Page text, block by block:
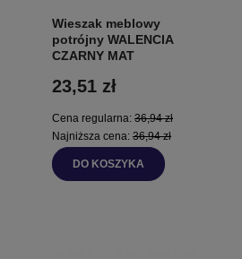
Wieszak meblowy
potrójny WALENCIA
CZARNY MAT
23,51 zł
Cena regularna:36,94 zł
Najniższa cena:36,94 zł
DO KOSZYKA